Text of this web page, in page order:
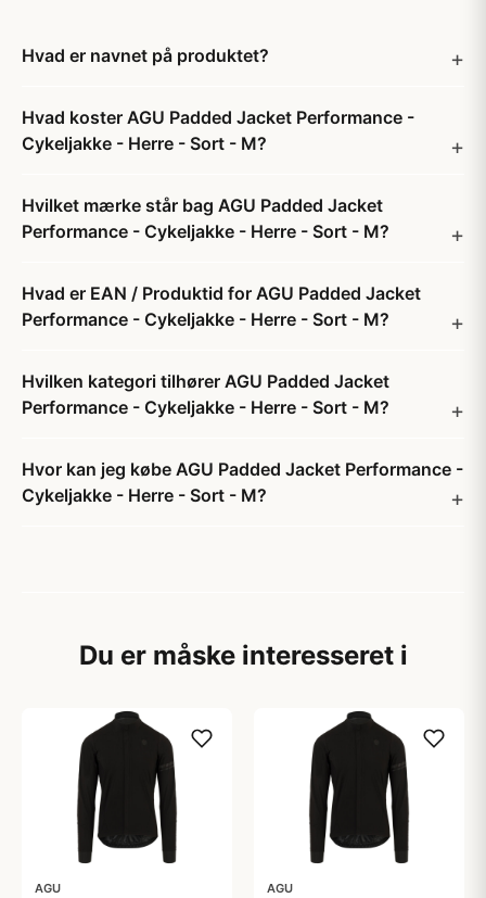
Hvad er navnet på produktet?
Hvad koster AGU Padded Jacket Performance -
Cykeljakke - Herre - Sort - M?
Hvilket mærke står bag AGU Padded Jacket
Performance - Cykeljakke - Herre - Sort - M?
Hvad er EAN / Produktid for AGU Padded Jacket
Performance - Cykeljakke - Herre - Sort - M?
Hvilken kategori tilhører AGU Padded Jacket
Performance - Cykeljakke - Herre - Sort - M?
Hvor kan jeg købe AGU Padded Jacket Performance -
Cykeljakke - Herre - Sort - M?
Du er måske interesseret i
AGU AGU